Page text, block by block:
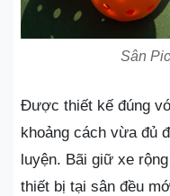
Sân
Được thiết kế đúng
khoảng cách vừa đủ
luyện. Bãi giữ xe
thiết bị tại sân đều